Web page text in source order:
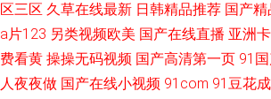
区三区 久草在线最新 日韩精品推荐 国产
a片123 另类视频欧美 国产在线直播 亚洲
费看黄 操操无码视频 国产高清第一页 91
人夜夜做 国产在线小视频 91com 91豆花